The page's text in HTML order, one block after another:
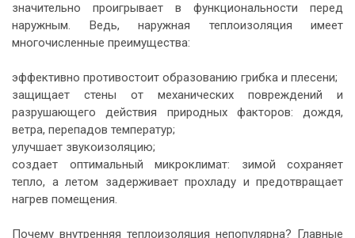
значительно проигрывает в функциональности перед
наружным. Ведь, наружная теплоизоляция имеет
многочисленные преимущества:
эффективно противостоит образованию грибка и плесени;
защищает стены от механических повреждений и
разрушающего действия природных факторов: дождя,
ветра, перепадов температур;
улучшает звукоизоляцию;
создает оптимальный микроклимат: зимой сохраняет
тепло, а летом задерживает прохладу и предотвращает
нагрев помещения.
Почему внутренняя теплоизоляция непопулярна? Главные